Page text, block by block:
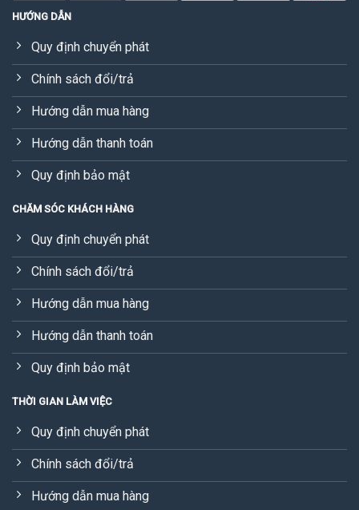
HƯỚNG DẪN
Quy định chuyển phát
Chính sách đổi/trả
Hướng dẫn mua hàng
Hướng dẫn thanh toán
Quy định bảo mật
CHĂM SÓC KHÁCH HÀNG
Quy định chuyển phát
Chính sách đổi/trả
Hướng dẫn mua hàng
Hướng dẫn thanh toán
Quy định bảo mật
THỜI GIAN LÀM VIỆC
Quy định chuyển phát
Chính sách đổi/trả
Hướng dẫn mua hàng